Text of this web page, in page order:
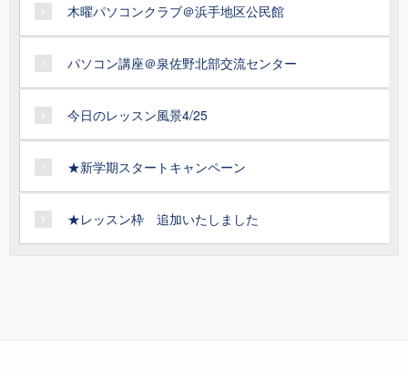
木曜パソコンクラブ＠浜手地区公民館
パソコン講座＠泉佐野北部交流センター
今日のレッスン風景4/25
★新学期スタートキャンペーン
★レッスン枠 追加いたしました